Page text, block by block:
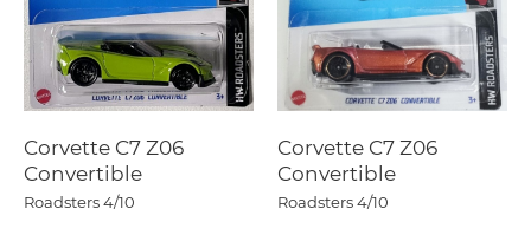
Corvette C7 Z06
Convertible
Roadsters4/10
Corvette C7 Z06
Convertible
Roadsters4/10